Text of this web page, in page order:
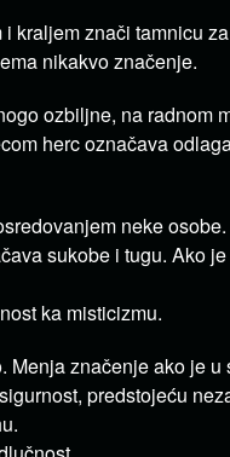
kraljem znači tamnicu
nikakvo značenje.
ozbiljne, na radnom
herc označava
neke osobe.
sukobe i tugu. Ako
ka misticizmu.
značenje ako je u
predstojeću